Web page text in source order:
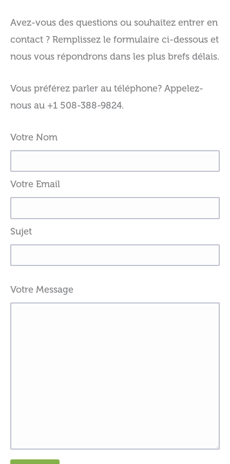
Avez-vous des questions ou souhaitez entrer en
contact ? Remplissez le formulaire ci-dessous et
nous vous répondrons dans les plus brefs délais.
Vous préférez parler au téléphone? Appelez-
nous au +1 508-388-9824.
Votre Nom
Votre Email
Sujet
Votre Message